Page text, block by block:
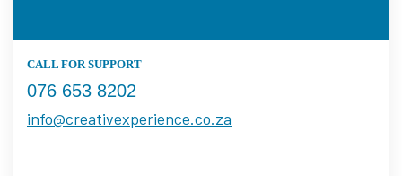
CALL FOR SUPPORT
076 653 8202
info@creativexperience.co.za